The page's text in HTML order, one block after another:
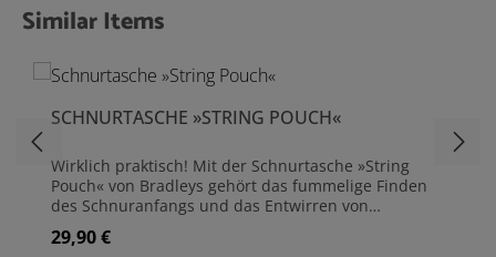
Produktgalerie überspringen
Similar Items
SCHNURTASCHE »STRING POUCH«
Wirklich praktisch! Mit der Schnurtasche »String
Pouch« von Bradleys gehört das fummelige Finden
des Schnuranfangs und das Entwirren von
Schnurknäueln der Vergangenheit an. Die
Gartenschnur wird einfach durch die mit einer Öse
Regulärer Preis:
29,90 €